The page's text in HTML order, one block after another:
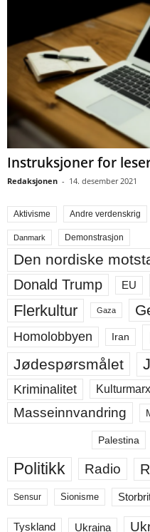
Instruksjoner for
Redaksjonen - 14. desember 2021
Aktivisme Andre verdenskrig
Danmark Demonstrasjon
Den nordiske
Donald Trump EU
Flerkultur Gaza
Homolobbyen Iran
Jødespørsmålet
Kriminalitet
Masseinnvandring
Palestina
Politikk Radio
Sensur Sionisme
Tyskland Ukraina